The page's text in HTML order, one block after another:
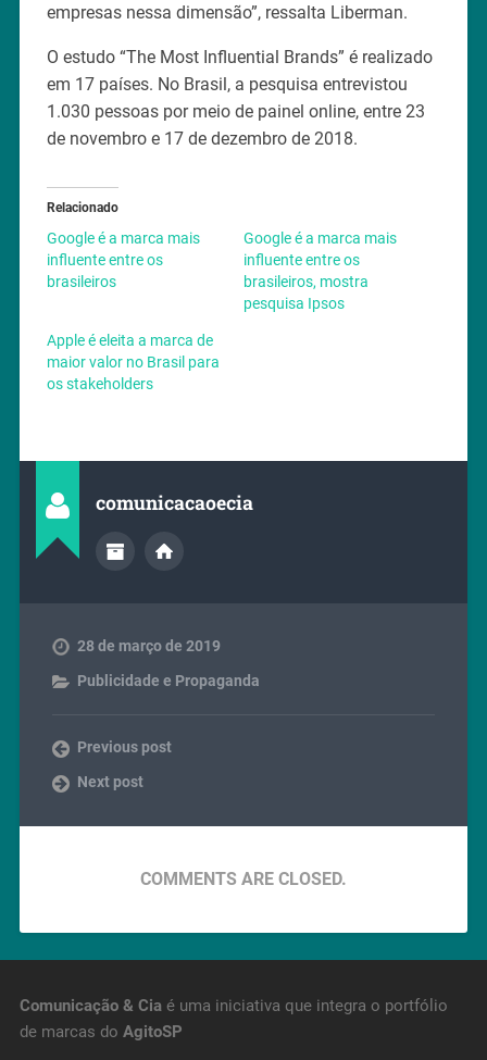
empresas nessa dimensão”, ressalta Liberman.
O estudo “The Most Influential Brands” é realizado
em 17 países. No Brasil, a pesquisa entrevistou
1.030 pessoas por meio de painel online, entre 23
de novembro e 17 de dezembro de 2018.
Relacionado
Google é a marca mais
influente entre os
brasileiros
Google é a marca mais
influente entre os
brasileiros, mostra
pesquisa Ipsos
Apple é eleita a marca de
maior valor no Brasil para
os stakeholders
comunicacaoecia
28 de março de 2019
Publicidade e Propaganda
Previous post
Next post
COMMENTS ARE CLOSED.
Comunicação & Ciaé uma iniciativa que integra o portfólio
de marcas do AgitoSP